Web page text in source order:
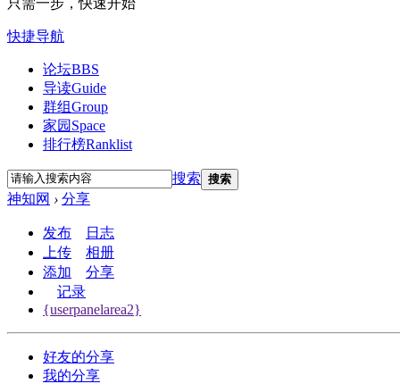
快捷导航
论坛BBS
导读Guide
群组Group
家园 Space
排行榜Ranklist
搜索 搜索
神知网 › 分享
发布
日志
上传
相册
添加
分享
记录
{userpanelarea2}
好友的分享
我的分享